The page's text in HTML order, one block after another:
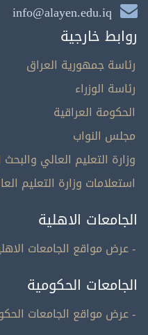
info@alayen.edu.iq
روابط خارجية
رئاسة جمهورية العراق
رئاسة الوزراء
الحكومة العراقية
مجلس النواب
وزارة التعليم العالي
استعلامات وزارة التعليم
الجامعات الاهلية
- عرض مواقع الجامعات
الجامعات الحكومية
- عرض مواقع الجامعات